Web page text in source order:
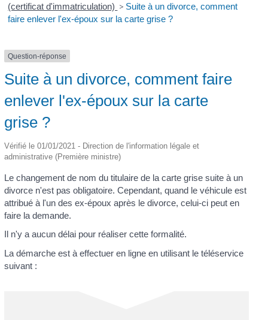
(certificat d'immatriculation) > Suite à un divorce, comment
faire enlever l'ex-époux sur la carte grise ?
Question-réponse
Suite à un divorce, comment faire
enlever l'ex-époux sur la carte
grise ?
Vérifié le 01/01/2021 - Direction de l'information légale et
administrative (Première ministre)
Le changement de nom du titulaire de la carte grise suite à un
divorce n'est pas obligatoire. Cependant, quand le véhicule est
attribué à l'un des ex-époux après le divorce, celui-ci peut en
faire la demande.
Il n'y a aucun délai pour réaliser cette formalité.
La démarche est à effectuer en ligne en utilisant le téléservice
suivant :